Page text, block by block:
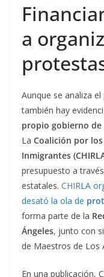
a
Aunque se analiza
también hay
propio gobierno de
La Coalición por
Inmigrantes
presupuesto a
estatales. CHIRLA
desató la ola de
forma parte de la
Ángeles, junto con
de Maestros de Los
En una publicación,